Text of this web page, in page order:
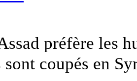
préfère les
coupés en